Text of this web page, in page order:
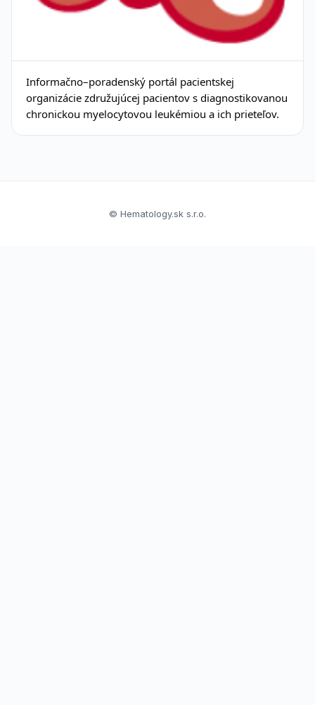
Informačno–poradenský portál pacientskej
organizácie združujúcej pacientov s diagnostikovanou
chronickou myelocytovou leukémiou a ich prieteľov.
© Hematology.sk s.r.o.